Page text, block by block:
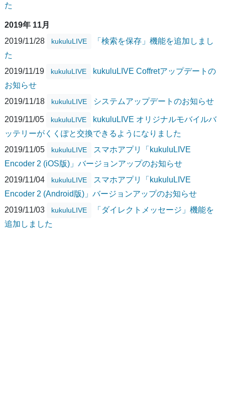
た
2019年 11月
2019/11/28
kukuluLIVE
「検索を保存」機能を追加しまし
た
2019/11/19
kukuluLIVE
kukuluLIVE Coffretアップデートの
お知らせ
2019/11/18
kukuluLIVE システムアップデートのお知らせ
2019/11/05 kukuluLIVE
kukuluLIVE オリジナルモバイルバ
ッテリーがくくぽと交換できるようになりました
2019/11/05
kukuluLIVE
スマホアプリ「kukuluLIVE
Encoder 2 (iOS版)」バージョンアップのお知らせ
2019/11/04
kukuluLIVE
スマホアプリ「kukuluLIVE
Encoder 2 (Android版)」バージョンアップのお知らせ
2019/11/03
kukuluLIVE
「ダイレクトメッセージ」機能を
追加しました